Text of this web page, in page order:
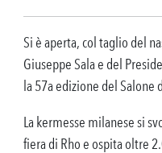
Si è aperta, col taglio del
Giuseppe Sala e del
la 57a edizione del
La kermesse milanese si
fiera di Rho e ospita oltre